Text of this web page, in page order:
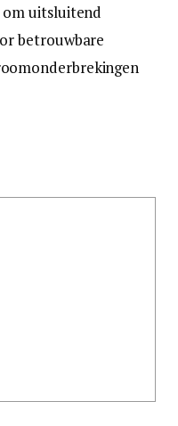
om uitsluitend
betrouwbare